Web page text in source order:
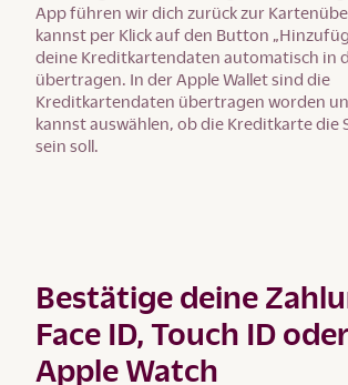
App führen wir dich zurück zur
kannst per Klick auf den Button
deine Kreditkartendaten automatisch in
übertragen. In der Apple Wallet sind die
Kreditkartendaten übertragen worden
kannst auswählen, ob die Kreditkarte die
sein soll.
Bestätige deine
Face ID, Touch ID
Apple Watch